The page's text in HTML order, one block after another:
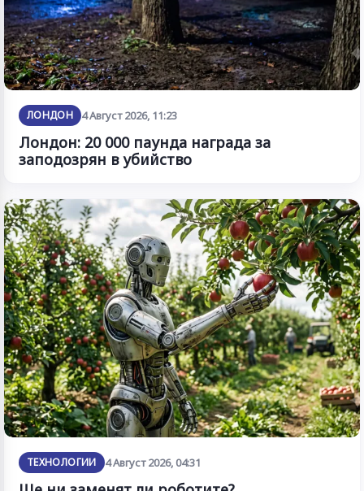
ЛОНДОН 4 Август 2026, 11:23
Лондон: 20 000 паунда награда за
заподозрян в убийство
ТЕХНОЛОГИИ 4 Август 2026, 04:31